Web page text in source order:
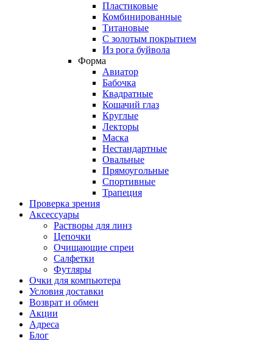
Пластиковые
Комбинированные
Титановые
С золотым покрытием
Из рога буйвола
Форма
Авиатор
Бабочка
Квадратные
Кошачий глаз
Круглые
Лекторы
Маска
Нестандартные
Овальные
Прямоугольные
Спортивные
Трапеция
Проверка зрения
Аксессуары
Растворы для линз
Цепочки
Очищающие спреи
Салфетки
Футляры
Очки для компьютера
Условия доставки
Возврат и обмен
Акции
Адреса
Блог